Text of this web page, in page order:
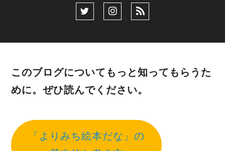
このブログについてもっと知ってもらうた
めに。ぜひ読んでください。
「よりみち絵本だな」の